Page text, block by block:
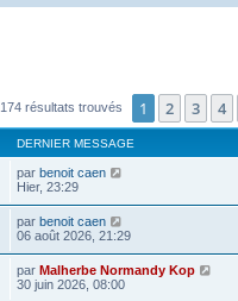
174 résultats trouvés 1 2 3 4
DERNIER MESSAGE
par benoit caen
Hier, 23:29
par benoit caen
06 août 2026, 21:29
par Malherbe Normandy Kop
30 juin 2026, 08:00